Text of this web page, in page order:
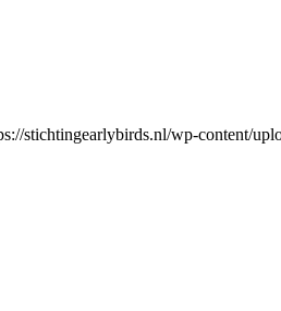
stichtingearlybirds.nl/wp-content/